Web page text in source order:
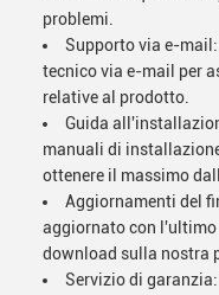
problemi.
Supporto via e-
tecnico via e-mail per
relative al prodotto.
Guida
manuali di
ottenere il massimo
Aggiornamenti del
aggiornato con l'ultimo
download sulla nostra
Servizio di